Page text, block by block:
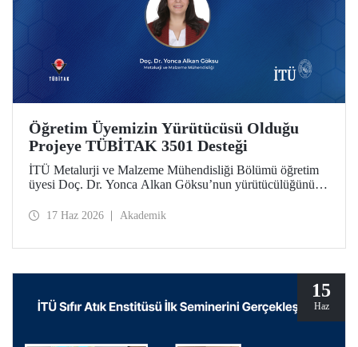
Öğretim Üyemizin Yürütücüsü Olduğu
Projeye TÜBİTAK 3501 Desteği
İTÜ Metalurji ve Malzeme Mühendisliği Bölümü öğretim
üyesi Doç. Dr. Yonca Alkan Göksu’nun yürütücülüğünü
Geri Dönüşümü ve Geri Dönüştürülmüş PET İçeriğinin
desteklenmeye hak kazandı.
17 Haz 2026 Akademik
15
Haz